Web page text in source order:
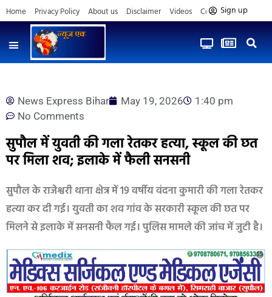
Home Privacy Policy About us Disclaimer Videos Contact us
Sign up
News Express Bihar May 19, 2026
1:40 pm
No Comments
सुपौल में युवती की गला रेतकर हत्या, स्कूल की छत
पर मिला शव; इलाके में फैली सनसनी
सुपौल के राजेश्वरी थाना क्षेत्र में 19 वर्षीय वंदना कुमारी की गला रेतकर
हत्या कर दी गई। युवती का शव गांव के सरकारी स्कूल की छत पर
मिलने से इलाके में सनसनी फैल गई। पुलिस मामले की जांच में जुटी है।